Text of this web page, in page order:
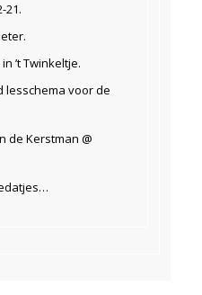
21.
’t Twinkeltje.
lesschema voor de
de Kerstman @